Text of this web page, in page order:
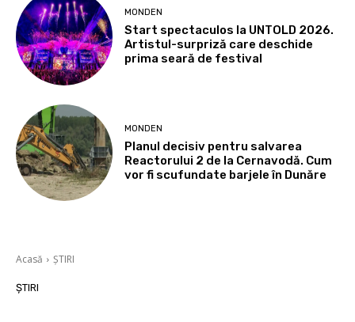
MONDEN
Start spectaculos la UNTOLD 2026.
Artistul-surpriză care deschide
prima seară de festival
MONDEN
Planul decisiv pentru salvarea
Reactorului 2 de la Cernavodă. Cum
vor fi scufundate barjele în Dunăre